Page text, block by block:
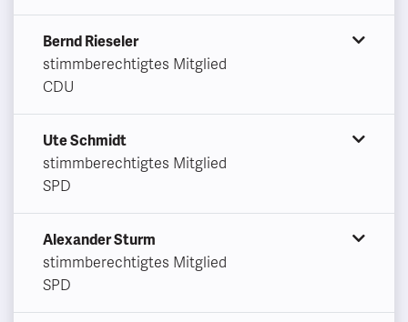
Bernd Rieseler
stimmberechtigtes Mitglied
CDU
Ute Schmidt
stimmberechtigtes Mitglied
SPD
Alexander Sturm
stimmberechtigtes Mitglied
SPD